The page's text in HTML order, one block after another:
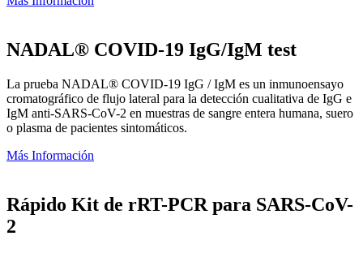
NADAL® COVID-19 IgG/IgM test
La prueba NADAL® COVID-19 IgG / IgM es un inmunoensayo
cromatográfico de flujo lateral para la detección cualitativa de IgG e
IgM anti-SARS-CoV-2 en muestras de sangre entera humana, suero
o plasma de pacientes sintomáticos.
Más Información
Rápido Kit de rRT-PCR para SARS-CoV-
2